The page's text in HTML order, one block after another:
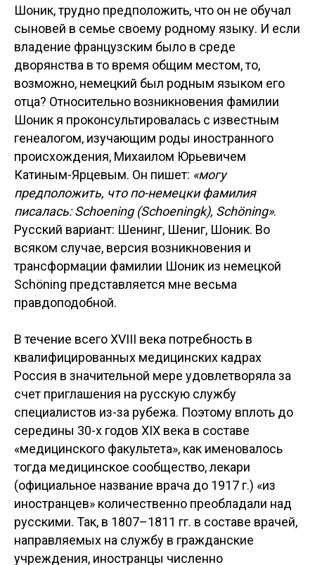
Шоник, трудно предположить, что он не обучал
сыновей в семье своему родному языку. И если
владение французским было в среде
дворянства в то время общим местом, то,
возможно, немецкий был родным языком его
отца? Относительно возникновения фамилии
Шоник я проконсультировалась с известным
генеалогом, изучающим роды иностранного
происхождения, Михаилом Юрьевичем
Катиным-Ярцевым. Он пишет: «могу
предположить, что по-немецки фамилия
писалась: Schoening (Schoeningk), Schöning».
Русский вариант: Шенинг, Шениг, Шоник. Во
всяком случае, версия возникновения и
трансформации фамилии Шоник из немецкой
Schöning представляется мне весьма
правдоподобной.
В течение всего XVIII века потребность в
квалифицированных медицинских кадрах
Россия в значительной мере удовлетворяла за
счет приглашения на русскую службу
специалистов из-за рубежа. Поэтому вплоть до
середины 30-х годов XIX века в составе
«медицинского факультета», как именовалось
тогда медицинское сообщество, лекари
(официальное название врача до 1917 г.) «из
иностранцев» количественно преобладали над
русскими. Так, в 1807–1811 гг. в составе врачей,
направляемых на службу в гражданские
учреждения, иностранцы численно